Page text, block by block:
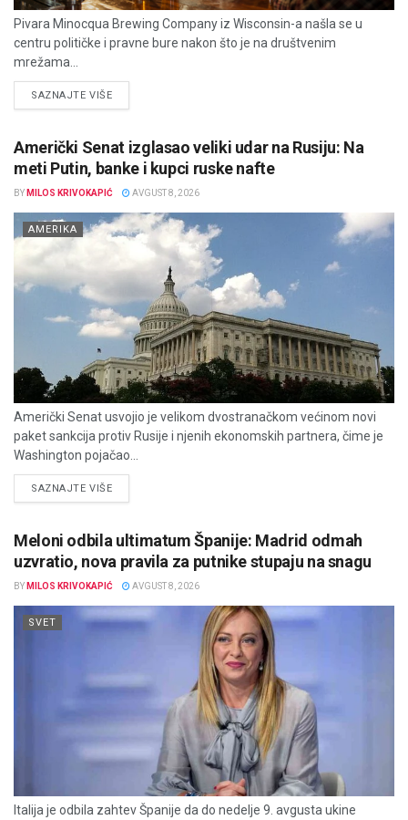
Pivara Minocqua Brewing Company iz Wisconsin-a našla se u
centru političke i pravne bure nakon što je na društvenim
mrežama...
SAZNAJTE VIŠEDETAILS
Američki Senat izglasao veliki udar na Rusiju: Na
meti Putin, banke i kupci ruske nafte
BY MILOS KRIVOKAPIĆ AVGUST 8, 2026
AMERIKA
Američki Senat usvojio je velikom dvostranačkom većinom novi
paket sankcija protiv Rusije i njenih ekonomskih partnera, čime je
Washington pojačao...
SAZNAJTE VIŠEDETAILS
Meloni odbila ultimatum Španije: Madrid odmah
uzvratio, nova pravila za putnike stupaju na snagu
BY MILOS KRIVOKAPIĆ AVGUST 8, 2026
SVET
Italija je odbila zahtev Španije da do nedelje 9. avgusta ukine